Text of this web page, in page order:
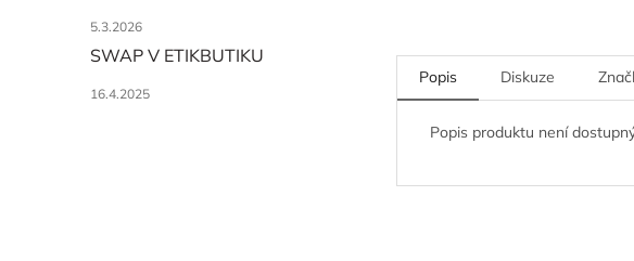
5.3.2026
SWAP V ETIKBUTIKU
16.4.2025
Popis Diskuze
Popis produktu není